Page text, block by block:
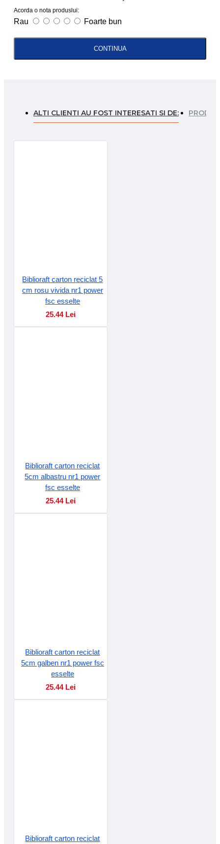
Acorda o nota produslui:
Rau Foarte bun
CONTINUA
ALTI CLIENTI AU FOST INTERESATI SI DE:
Biblioraft carton reciclat 5
cm rosu vivida nr1 power
fsc esselte
25.44 Lei
Biblioraft carton reciclat
5cm albastru nr1 power
fsc esselte
25.44 Lei
Biblioraft carton reciclat
5cm galben nr1 power fsc
esselte
25.44 Lei
Biblioraft carton reciclat